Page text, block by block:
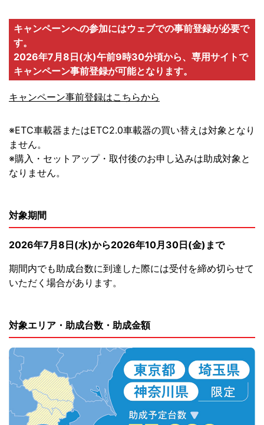
キャンペーンへの参加にはウェブでの事前登録が必要で
す。
2026年7月8日(水)午前9時30分頃から、専用サイトで
キャンペーン事前登録が可能となります。
キャンペーン事前登録はこちらから
※ETC車載器またはETC2.0車載器の買い替えは対象となり
ません。
※購入・セットアップ・取付後のお申し込みは助成対象と
なりません。
対象期間
2026年7月8日(水)から2026年10月30日(金)まで
期間内でも助成台数に到達した際には受付を締め切らせて
いただく場合があります。
対象エリア・助成台数・助成金額